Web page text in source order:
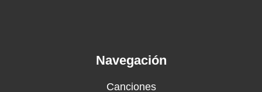
Navegación
Canciones